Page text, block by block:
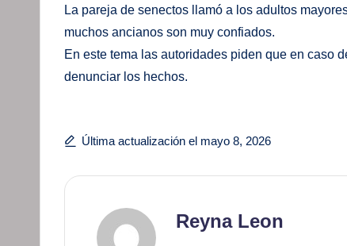
La pareja de senectos llamó a los adultos
muchos ancianos son muy confiados.
En este tema las autoridades piden que en caso
denunciar los hechos.
Última actualización el mayo 8, 2026
Reyna Leon